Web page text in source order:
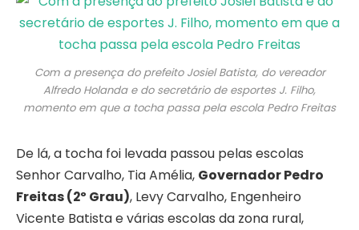
Com a presença do prefeito Josiel Batista, do vereador
Alfredo Holanda e do secretário de esportes J. Filho,
momento em que a tocha passa pela escola Pedro Freitas
De lá, a tocha foi levada passou pelas escolas
Senhor Carvalho, Tia Amélia, Governador Pedro
Freitas (2º Grau), Levy Carvalho, Engenheiro
Vicente Batista e várias escolas da zona rural,